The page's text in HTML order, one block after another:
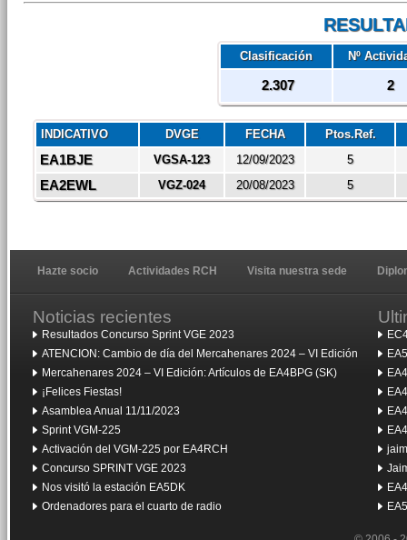
Clasificación Nº
2.307 2
INDICATIVO DVGE FECHA Ptos.Ref.
EA1BJE VGSA-123 12/09/2023 5
EA2EWL VGZ-024 20/08/2023 5
Hazte socio Actividades RCH Visita nuestra sede
Noticias recientes
Resultados Concurso Sprint VGE 2023
ATENCION: Cambio de día del Mercahenares 2024 – VI Edición
Mercahenares 2024 – VI Edición: Artículos de EA4BPG (SK)
¡Felices Fiestas!
Asamblea Anual 11/11/2023
Sprint VGM-225
Activación del VGM-225 por EA4RCH
Concurso SPRINT VGE 2023
Nos visitó la estación EA5DK
Ordenadores para el cuarto de radio